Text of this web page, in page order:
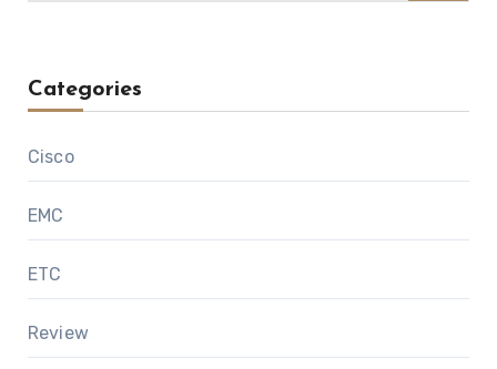
Categories
Cisco
EMC
ETC
Review